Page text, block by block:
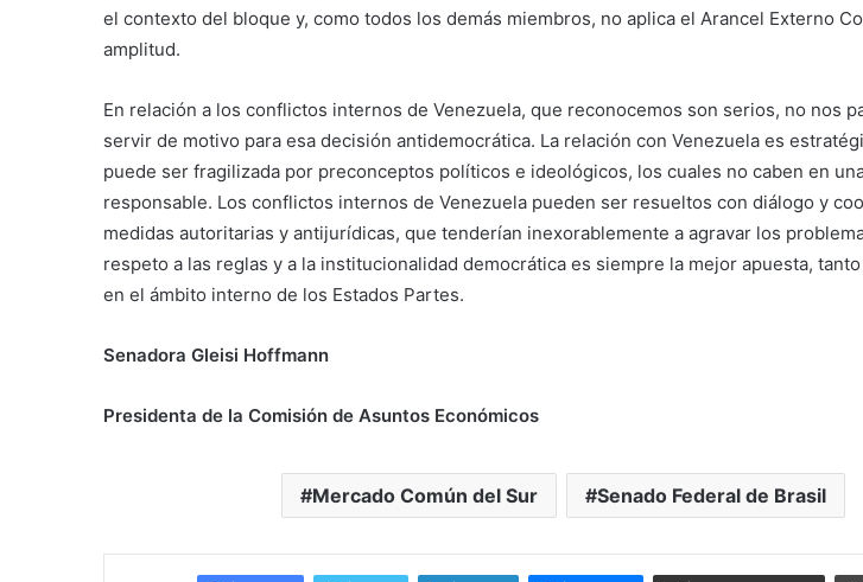
el contexto del bloque y, como todos los demás miembros, no aplica el Arancel Externo
amplitud.
En relación a los conflictos internos de Venezuela, que reconocemos son serios, no nos
servir de motivo para esa decisión antidemocrática. La relación con Venezuela es
puede ser fragilizada por preconceptos políticos e ideológicos, los cuales no caben en
responsable. Los conflictos internos de Venezuela pueden ser resueltos con diálogo y
medidas autoritarias y antijurídicas, que tenderían inexorablemente a agravar los
respeto a las reglas y a la institucionalidad democrática es siempre la mejor apuesta,
en el ámbito interno de los Estados Partes.
Senadora Gleisi Hoffmann
Presidenta de la Comisión de Asuntos Económicos
Mercado Común del Sur Senado Federal de Brasil